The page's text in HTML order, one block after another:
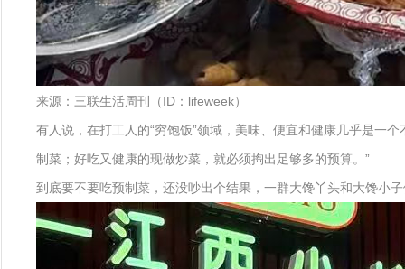
来源：三联生活周刊（ID：lifeweek）
有人说，在打工人的“穷饱饭”领域，美味、便宜和健康几乎是一
制菜；好吃又健康的现做炒菜，就必须掏出足够多的预算。”
到底要不要吃预制菜，还没吵出个结果，一群大馋丫头和大馋小